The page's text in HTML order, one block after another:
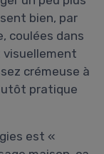
bien, par
coulées dans
crémeuse à
pratique
est «